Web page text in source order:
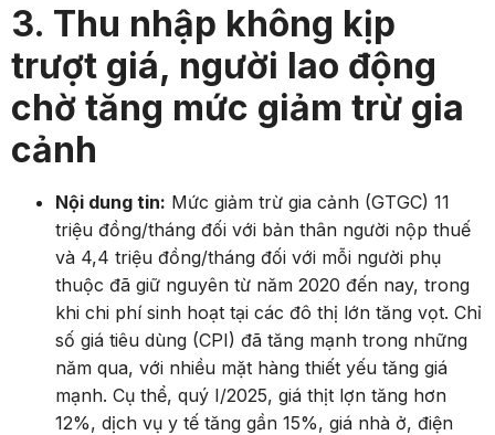
3. Thu nhập không kịp
trượt giá, người lao động
chờ tăng mức giảm trừ gia
cảnh
Nội dung tin: Mức giảm trừ gia cảnh (GTGC) 11
triệu đồng/tháng đối với bản thân người nộp thuế
và 4,4 triệu đồng/tháng đối với mỗi người phụ
thuộc đã giữ nguyên từ năm 2020 đến nay, trong
khi chi phí sinh hoạt tại các đô thị lớn tăng vọt. Chỉ
số giá tiêu dùng (CPI) đã tăng mạnh trong những
năm qua, với nhiều mặt hàng thiết yếu tăng giá
mạnh. Cụ thể, quý I/2025, giá thịt lợn tăng hơn
12%, dịch vụ y tế tăng gần 15%, giá nhà ở, điện